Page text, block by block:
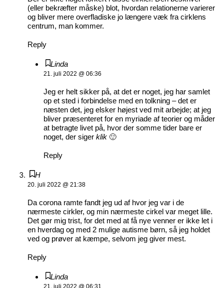
(eller bekræfter måske) blot, hvordan relationerne varierer
og bliver mere overfladiske jo længere væk fra cirklens
centrum, man kommer.
Reply
Linda
21. juli 2022 @ 06:36
Jeg er helt sikker på, at det er noget, jeg har samlet
op et sted i forbindelse med en tolkning – det er
næsten det, jeg elsker højest ved mit arbejde; at jeg
bliver præsenteret for en myriade af teorier og måder
at betragte livet på, hvor der somme tider bare er
noget, der siger klik🙂
Reply
H
20. juli 2022 @ 21:38
Da corona ramte fandt jeg ud af hvor jeg var i de
nærmeste cirkler, og min nærmeste cirkel var meget lille.
Det gør mig trist, for det med at få nye venner er ikke let i
en hverdag og med 2 mulige autisme børn, så jeg holdet
ved og prøver at kæmpe, selvom jeg giver mest.
Reply
Linda
21. juli 2022 @ 06:31